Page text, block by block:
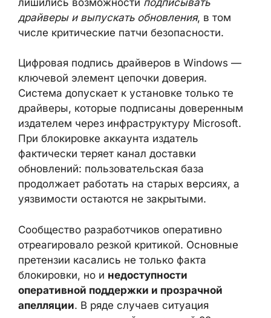
числе критические патчи безопасности.
Цифровая подпись драйверов в Windows —
Система допускает к установке только те
драйверы, которые подписаны доверенным
издателем через инфраструктуру Microsoft.
При блокировке аккаунта издатель
фактически теряет канал доставки
обновлений: пользовательская база
продолжает работать на старых версиях, а
уязвимости остаются не закрытыми.
Сообщество разработчиков оперативно
претензии касались не только факта
блокировки, но инедоступности
оперативной поддержки и прозрачной
апелляции. В ряде случаев ситуация
осложнялась типичной «ловушкой 22»: для
подачи обращения в поддержку требовался